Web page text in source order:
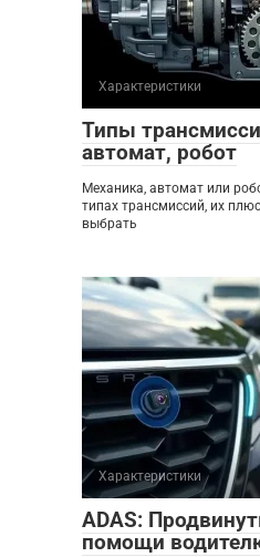
Характеристики
Типы
автомат, робот
Механика, автомат или
типах трансмиссий, их
выбрать
Характеристики
ADAS:
помощи